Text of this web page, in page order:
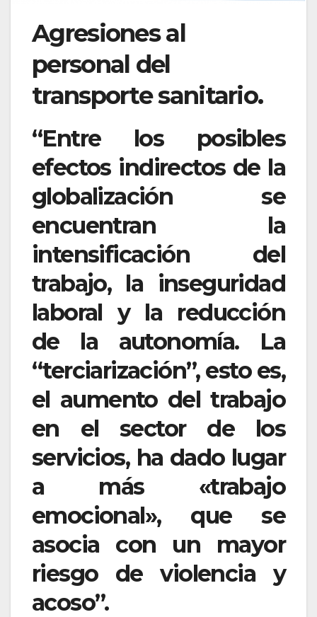
Agresiones al
personal del
transporte sanitario.
“Entre los posibles
efectos indirectos de la
globalización se
encuentran la
intensificación del
trabajo, la inseguridad
laboral y la reducción
de la autonomía. La
“terciarización”, esto es,
el aumento del trabajo
en el sector de los
servicios, ha dado lugar
a más «trabajo
emocional», que se
asocia con un mayor
riesgo de violencia y
acoso”.